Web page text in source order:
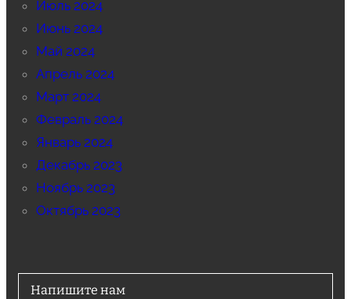
Июль 2024
Июнь 2024
Май 2024
Апрель 2024
Март 2024
Февраль 2024
Январь 2024
Декабрь 2023
Ноябрь 2023
Октябрь 2023
Напишите нам